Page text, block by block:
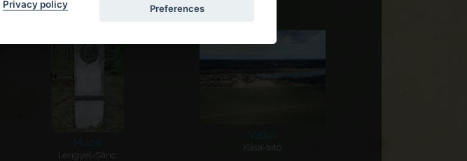
Mucsi
Lengyel-Sánc
Valkó
Kása-tető
Privacy policy Preferences